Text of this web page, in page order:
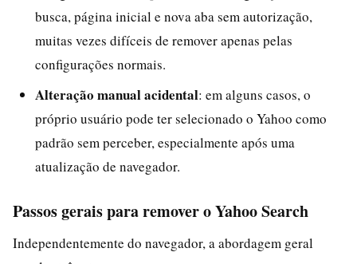
busca, página inicial e nova aba sem autorização,
muitas vezes difíceis de remover apenas pelas
configurações normais.
Alteração manual acidental: em alguns casos, o
próprio usuário pode ter selecionado o Yahoo como
padrão sem perceber, especialmente após uma
atualização de navegador.
Passos gerais para remover o Yahoo Search
Independentemente do navegador, a abordagem geral